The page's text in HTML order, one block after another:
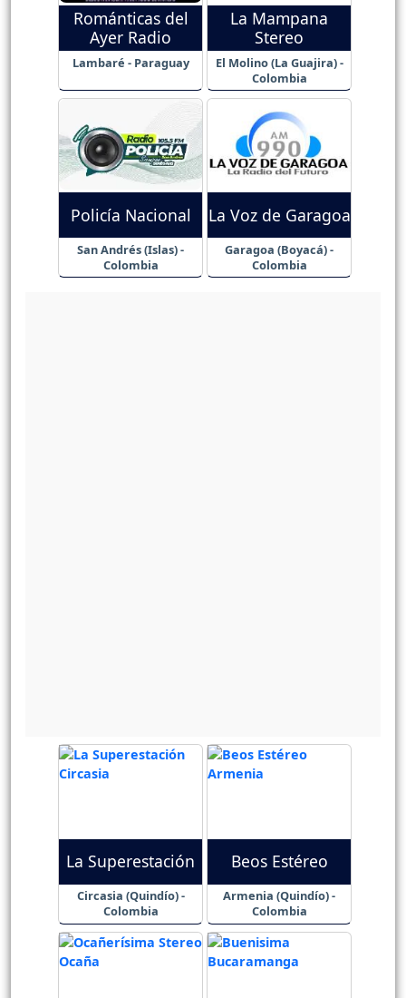
Románticas del
Ayer Radio
Lambaré - Paraguay
La Mampana
Stereo
El Molino (La Guajira) -
Colombia
Policía Nacional
San Andrés (Islas) -
Colombia
La Voz de Garagoa
Garagoa (Boyacá) -
Colombia
La Superestación
Circasia (Quindío) -
Colombia
Beos Estéreo
Armenia (Quindío) -
Colombia